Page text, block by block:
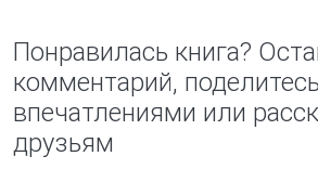
Понравилась книга?
комментарий, поделитесь
впечатлениями или
друзьям